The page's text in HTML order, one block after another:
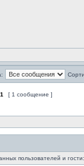
1 [ 1 сообщение ]
пользователей и